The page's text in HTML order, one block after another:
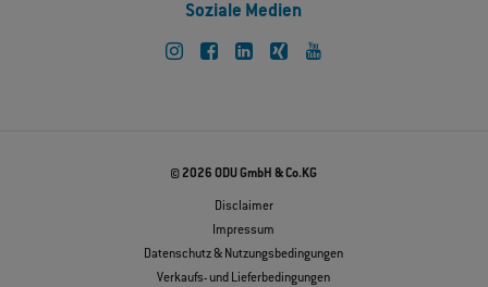
Soziale Medien
© 2026 ODU GmbH & Co.KG
Disclaimer
Impressum
Datenschutz & Nutzungsbedingungen
Verkaufs- und Lieferbedingungen